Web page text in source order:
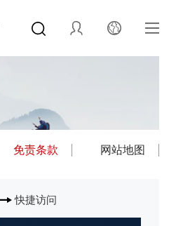
免责条款 网站地图
快捷访问